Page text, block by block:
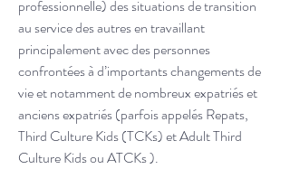
professionnelle) des situations de transition
au service des autres en travaillant
principalement avec des personnes
confrontées à d’importants changements de
vie et notamment de nombreux expatriés et
anciens expatriés (parfois appelés Repats,
Third Culture Kids (TCKs) et Adult Third
Culture Kids ou ATCKs ).